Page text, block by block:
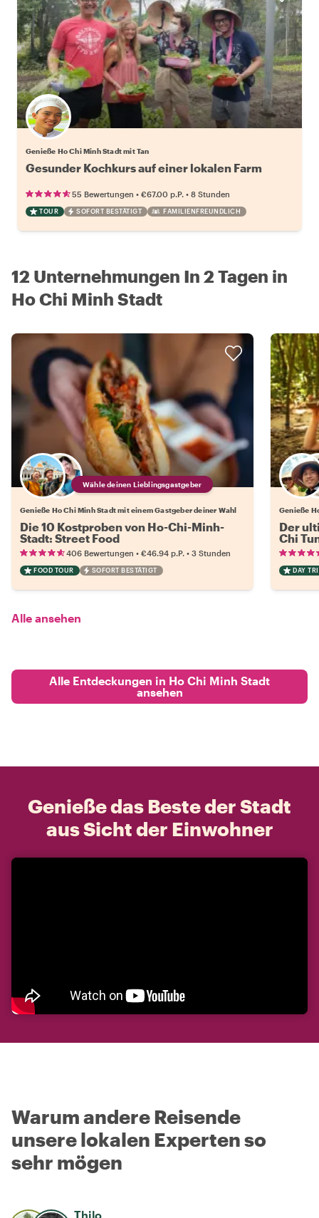
Genieße Ho Chi Minh Stadt mit Tan
Gesunder Kochkurs auf einer lokalen Farm
55 Bewertungen • €67.00 p.P. • 8 Stunden
TOUR SOFORT BESTÄTIGT FAMILIENFREUNDLICH
12 Unternehmungen In 2 Tagen in
Ho Chi Minh Stadt
Wähle deinen Lieblingsgastgeber
Genieße Ho Chi Minh Stadt mit einem Gastgeber deiner Wahl
Die 10 Kostproben von Ho-Chi-Minh-
Stadt: Street Food
406 Bewertungen • €46.94 p.P. • 3 Stunden
FOOD TOUR SOFORT BESTÄTIGT
Genieße
Der
Chi
DAY
Alle ansehen
Alle Entdeckungen in Ho Chi Minh Stadt
ansehen
Genieße das Beste der Stadt
aus Sicht der Einwohner
Warum andere Reisende
unsere lokalen Experten so
sehr mögen
Thilo